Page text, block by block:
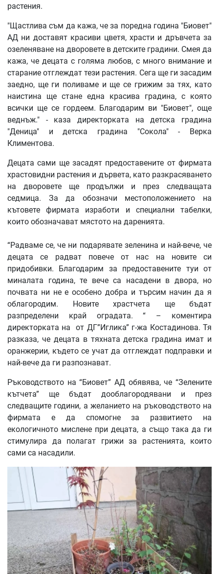
растения.
"Щастлива съм да кажа, че за поредна година "Биовет"
АД ни доставят красиви цветя, храсти и дръвчета за
озеленяване на дворовете в детските градини. Смея да
кажа, че децата с голяма любов, с много внимание и
старание отглеждат тези растения. Сега ще ги засадим
заедно, ще ги поливаме и ще се грижим за тях, като
наистина ще стане една красива градина, с която
всички ще се гордеем. Благодарим ви "Биовет", още
веднъж." - каза директорката на детска градина
"Деница" и детска градина "Сокола" - Верка
Климентова.
Децата сами ще засадят предоставените от фирмата
храстовидни растения и дървета, като разкрасяването
на дворовете ще продължи и през следващата
седмица. За да обозначи местоположението на
кътовете фирмата изработи и специални табелки,
които обозначават мястото на даренията.
“Радваме се, че ни подарявате зеленина и най-вече, че
децата се радват повече от нас на новите си
придобивки. Благодарим за предоставените туи от
миналата година, те вече са насадени в двора, но
почвата ни не е особено добра и търсим начин да я
облагородим. Новите храстчета ще бъдат
разпределени край оградата. “ – коментира
директорката на от ДГ”Иглика” г-жа Костадинова. Тя
разказа, че децата в тяхната детска градина имат и
оранжерии, където се учат да отглеждат подправки и
най-вече да ги разпознават.
Ръководството на “Биовет” АД обявява, че “Зелените
кътчета” ще бъдат дооблагородявани и през
следващите години, а желанието на ръководството на
фирмата е да спомогне за развитието на
екологичното мислене при децата, а също така да ги
стимулира да полагат грижи за растенията, които
сами са насадили.